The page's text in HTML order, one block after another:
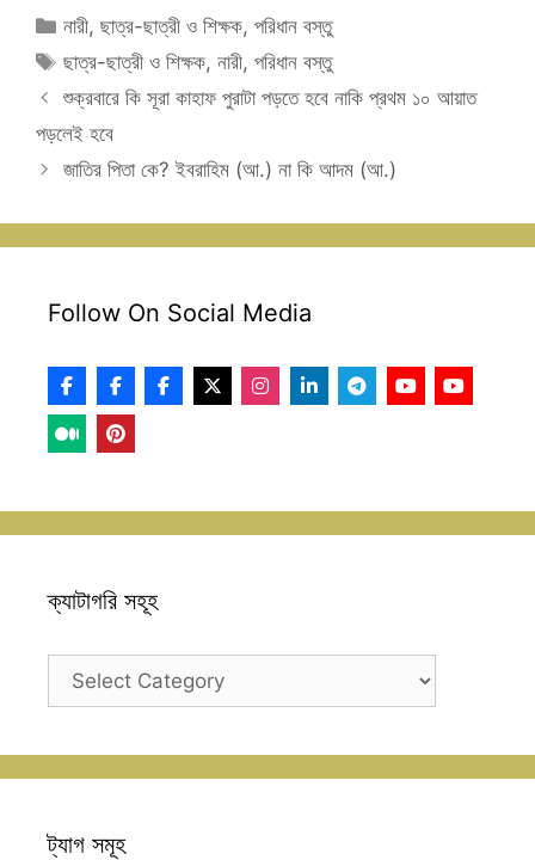
Categories
নারী,ছাত্র-ছাত্রী ও শিক্ষক,পরিধান বস্তু
Tags
ছাত্র-ছাত্রী ও শিক্ষক,নারী,পরিধান বস্তু
শুক্রবারে কি সূরা কাহাফ পুরাটা পড়তে হবে নাকি প্রথম ১০ আয়াত
পড়লেই হবে
জাতির পিতা কে? ইবরাহিম (আ.) না কি আদম (আ.)
Follow On Social Media
ক্যাটাগরি সহূহ
ক্যাটাগরি
ট্যাগ সমূহ